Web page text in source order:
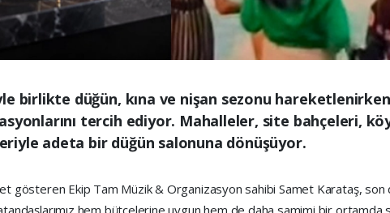
birlikte düğün, kına ve nişan sezonu
tercih ediyor. Mahalleler, site bahçeleri,
adeta bir düğün salonuna dönüşüyor.
gösteren Ekip Tam Müzik & Organizasyon sahibi Samet Karataş,
hem bütçelerine uygun hem de daha samimi bir